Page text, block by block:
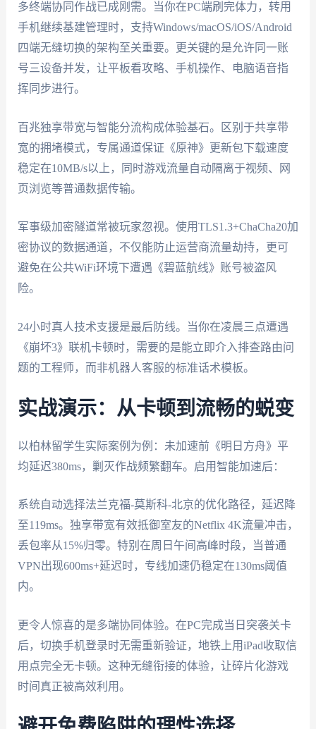
多终端协同作战已成刚需。当你在PC端刷完体力，转用
手机继续基建管理时，支持Windows/macOS/iOS/Android
四端无缝切换的架构至关重要。更关键的是允许同一账
号三设备并发，让平板看攻略、手机操作、电脑语音指
挥同步进行。
百兆独享带宽与智能分流构成体验基石。区别于共享带
宽的拥堵模式，专属通道保证《原神》更新包下载速度
稳定在10MB/s以上，同时游戏流量自动隔离于视频、网
页浏览等普通数据传输。
军事级加密隧道常被玩家忽视。使用TLS1.3+ChaCha20加
密协议的数据通道，不仅能防止运营商流量劫持，更可
避免在公共WiFi环境下遭遇《碧蓝航线》账号被盗风
险。
24小时真人技术支援是最后防线。当你在凌晨三点遭遇
《崩坏3》联机卡顿时，需要的是能立即介入排查路由问
题的工程师，而非机器人客服的标准话术模板。
实战演示：从卡顿到流畅的蜕变
以柏林留学生实际案例为例：未加速前《明日方舟》平
均延迟380ms，剿灭作战频繁翻车。启用智能加速后：
系统自动选择法兰克福-莫斯科-北京的优化路径，延迟降
至119ms。独享带宽有效抵御室友的Netflix 4K流量冲击，
丢包率从15%归零。特别在周日午间高峰时段，当普通
VPN出现600ms+延迟时，专线加速仍稳定在130ms阈值
内。
更令人惊喜的是多端协同体验。在PC完成当日突袭关卡
后，切换手机登录时无需重新验证，地铁上用iPad收取信
用点完全无卡顿。这种无缝衔接的体验，让碎片化游戏
时间真正被高效利用。